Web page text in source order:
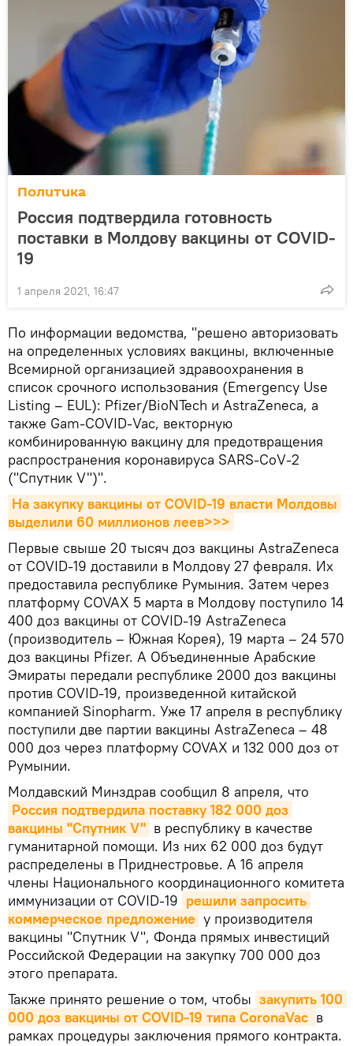
Политика
Россия подтвердила готовность
поставки в Молдову вакцины от COVID-
19
1 апреля 2021, 16:47
По информации ведомства, "решено авторизовать
на определенных условиях вакцины, включенные
Всемирной организацией здравоохранения в
список срочного использования (Emergency Use
Listing – EUL): Pfizer/BioNTech и AstraZeneca, а
также Gam-COVID-Vac, векторную
комбинированную вакцину для предотвращения
распространения коронавируса SARS-CoV-2
("Спутник V")".
На закупку вакцины от COVID-19 власти Молдовы
выделили 60 миллионов леев>>>
Первые свыше 20 тысяч доз вакцины AstraZeneca
от COVID-19 доставили в Молдову 27 февраля. Их
предоставила республике Румыния. Затем через
платформу COVAX 5 марта в Молдову поступило 14
400 доз вакцины от COVID-19 AstraZeneca
(производитель – Южная Корея), 19 марта – 24 570
доз вакцины Pfizer. А Объединенные Арабские
Эмираты передали республике 2000 доз вакцины
против COVID-19, произведенной китайской
компанией Sinopharm. Уже 17 апреля в республику
поступили две партии вакцины AstraZeneca – 48
000 доз через платформу COVAX и 132 000 доз от
Румынии.
Молдавский Минздрав сообщил 8 апреля, что
Россия подтвердила поставку 182 000 доз
вакцины "Спутник V" в республику в качестве
гуманитарной помощи. Из них 62 000 доз будут
распределены в Приднестровье. А 16 апреля
члены Национального координационного комитета
иммунизации от COVID-19 решили запросить
коммерческое предложение у производителя
вакцины "Спутник V", Фонда прямых инвестиций
Российской Федерации на закупку 700 000 доз
этого препарата.
Также принято решение о том, чтобы закупить 100
000 доз вакцины от COVID-19 типа CoronaVac в
рамках процедуры заключения прямого контракта.